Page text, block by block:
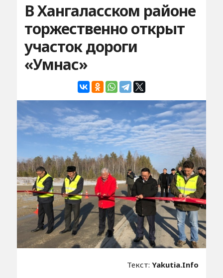
В Хангаласском районе
торжественно открыт
участок дороги
«Умнас»
Текст:Yakutia.Info